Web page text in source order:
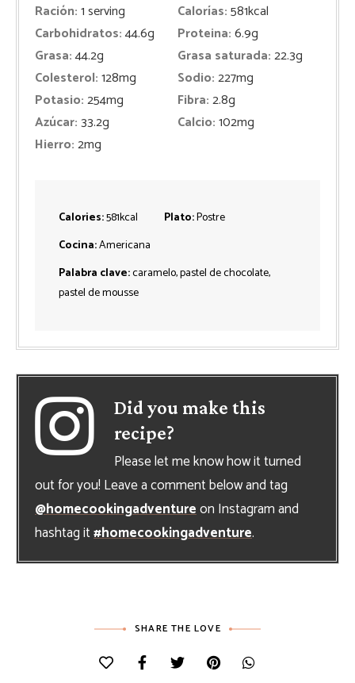
Ración:1serving Calorías:581kcal
Carbohidratos:44.6g Proteina:6.9g
Grasa:44.2g Grasa saturada:22.3g
Colesterol:128mg Sodio:227mg
Potasio:254mg Fibra:2.8g
Azúcar:33.2g Calcio:102mg
Hierro:2mg
Calories:581kcal Plato:Postre
Cocina:Americana
Palabra clave:caramelo, pastel de chocolate,
pastel de mousse
Did you make this
recipe?
Please let me know how it turned
out for you! Leave a comment below and tag
@homecookingadventureon Instagram and
hashtag it#homecookingadventure.
SHARE THE LOVE